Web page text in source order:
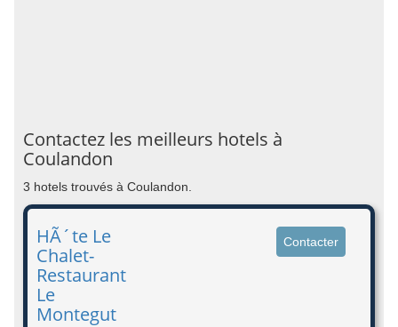
Contactez les meilleurs hotels à
Coulandon
3 hotels trouvés à Coulandon.
HÃ´te Le
Chalet-
Restaurant
Le
Montegut
Contacter